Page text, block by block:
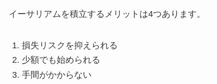
イーサリアムを積立するメリットは4つあります。
損失リスクを抑えられる
少額でも始められる
手間がかからない